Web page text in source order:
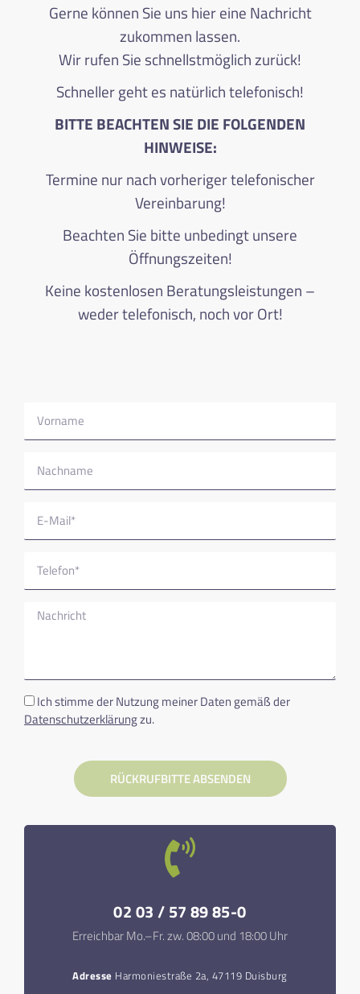
Gerne können Sie uns hier eine Nachricht
zukommen lassen.
Wir rufen Sie schnellstmöglich zurück!
Schneller geht es natürlich telefonisch!
BITTE BEACHTEN SIE DIE FOLGENDEN
HINWEISE:
Termine nur nach vorheriger telefonischer
Vereinbarung!
Beachten Sie bitte unbedingt unsere
Öffnungszeiten!
Keine kostenlosen Beratungsleistungen –
weder telefonisch, noch vor Ort!
Ich stimme der Nutzung meiner Daten gemäß der
Datenschutzerklärungzu.
RÜCKRUFBITTE ABSENDEN
02 03 / 57 89 85-0
Erreichbar Mo.–Fr. zw. 08:00 und 18:00 Uhr
Adresse Harmoniestraße 2a, 47119 Duisburg